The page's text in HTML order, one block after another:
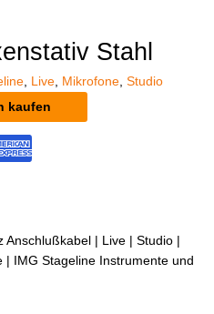
Stahl
Live Mikrofone Studio
kaufen
Anschlußkabel | Live | Studio |
IMG Stageline Instrumente und